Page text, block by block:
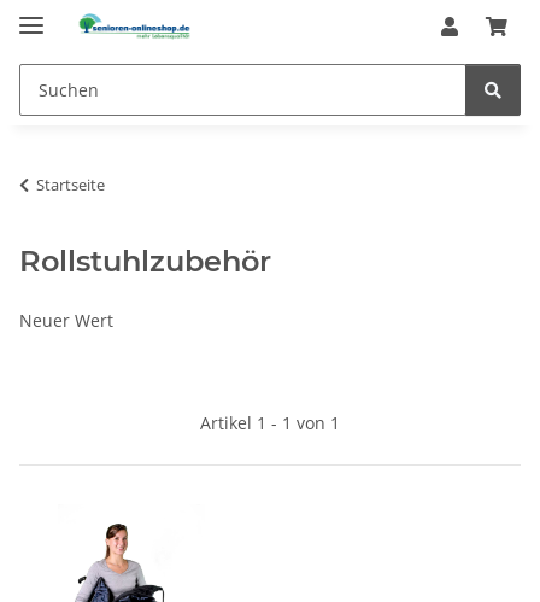
Startseite
Rollstuhlzubehör
Neuer Wert
Artikel 1 - 1 von 1